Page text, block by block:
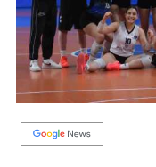
MAGAZİN
GALERİ
YAZARLAR